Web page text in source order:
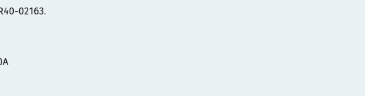
02163.